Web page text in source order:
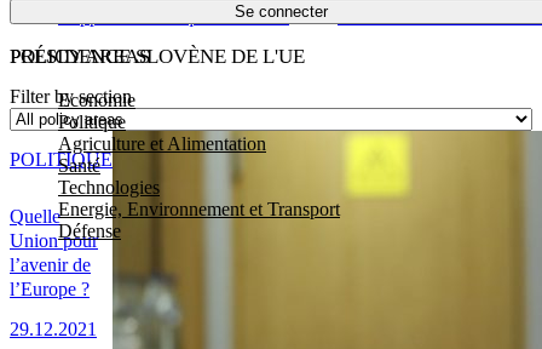
Se connecter
POLICY AREAS
Economie
Politique
Agriculture et Alimentation
Santé
Technologies
Energie, Environnement et Transport
Défense
Économie
PRÉSIDENCE SLOVÈNE DE L'UE
Filter by section
Quelle
Union pour
l’avenir de
l’Europe ?
29.12.2021
POLITIQUE